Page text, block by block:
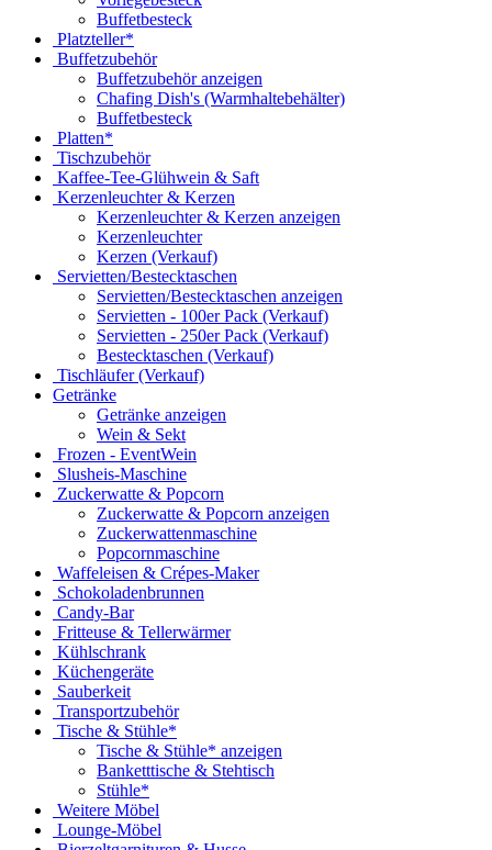
Buffetbesteck
Platzteller*
Buffetzubehör
Buffetzubehör anzeigen
Chafing Dish's (Warmhaltebehälter)
Buffetbesteck
Platten*
Tischzubehör
Kaffee-Tee-Glühwein & Saft
Kerzenleuchter & Kerzen
Kerzenleuchter & Kerzen anzeigen
Kerzenleuchter
Kerzen (Verkauf)
Servietten/Bestecktaschen
Servietten/Bestecktaschen anzeigen
Servietten - 100er Pack (Verkauf)
Servietten - 250er Pack (Verkauf)
Bestecktaschen (Verkauf)
Tischläufer (Verkauf)
Getränke
Getränke anzeigen
Wein & Sekt
Frozen - EventWein
Slusheis-Maschine
Zuckerwatte & Popcorn
Zuckerwatte & Popcorn anzeigen
Zuckerwattenmaschine
Popcornmaschine
Waffeleisen & Crépes-Maker
Schokoladenbrunnen
Candy-Bar
Fritteuse & Tellerwärmer
Kühlschrank
Küchengeräte
Sauberkeit
Transportzubehör
Tische & Stühle*
Tische & Stühle* anzeigen
Banketttische & Stehtisch
Stühle*
Weitere Möbel
Lounge-Möbel